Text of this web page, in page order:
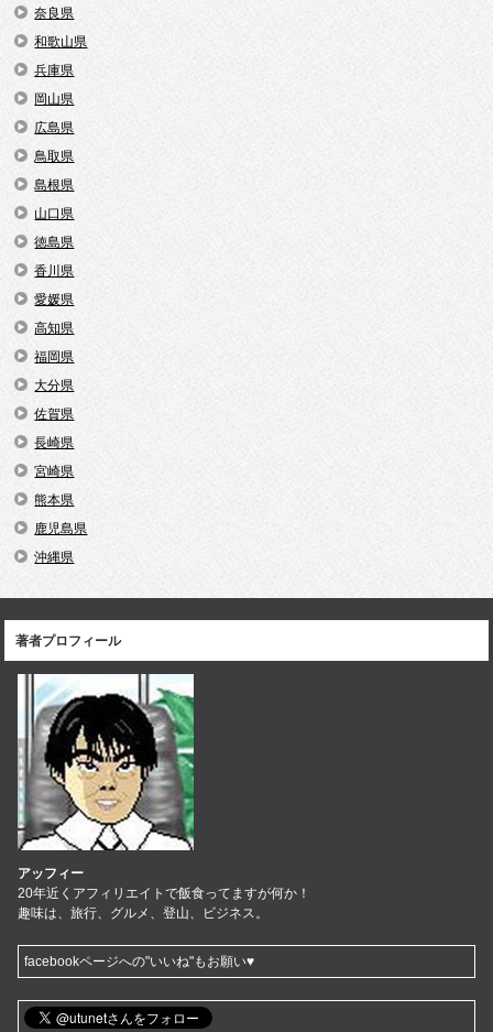
奈良県
和歌山県
兵庫県
岡山県
広島県
鳥取県
島根県
山口県
徳島県
香川県
愛媛県
高知県
福岡県
大分県
佐賀県
長崎県
宮崎県
熊本県
鹿児島県
沖縄県
著者プロフィール
アッフィー
20年近くアフィリエイトで飯食ってますが何か！
趣味は、旅行、グルメ、登山、ビジネス。
facebookページへの"いいね"もお願い♥